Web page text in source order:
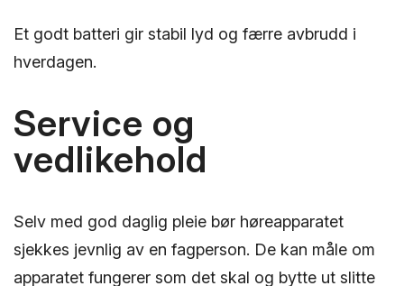
Et godt batteri gir stabil lyd og færre avbrudd i
hverdagen.
Service og
vedlikehold
Selv med god daglig pleie bør høreapparatet
sjekkes jevnlig av en fagperson. De kan måle om
apparatet fungerer som det skal og bytte ut slitte